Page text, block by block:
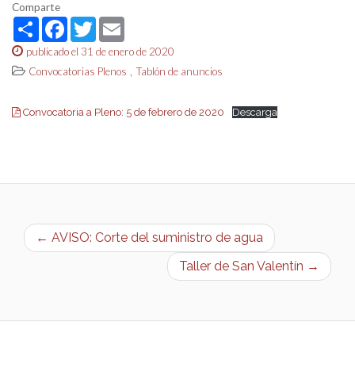
Comparte
ShareFacebook
Twitter
publicado el 31 de enero de 2020
Convocatorias Plenos , Tablón de anuncios
Convocatoria a Pleno: 5 de febrero de 2020 Descarga
← AVISO: Corte del suministro de agua
Taller de San Valentín →